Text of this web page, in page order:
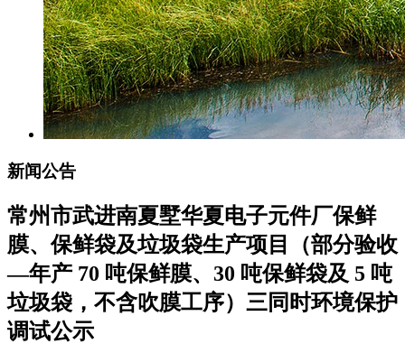
新闻公告
常州市武进南夏墅华夏电子元件厂保鲜
膜、保鲜袋及垃圾袋生产项目（部分验收
—年产 70 吨保鲜膜、30 吨保鲜袋及 5 吨
垃圾袋，不含吹膜工序）三同时环境保护
调试公示